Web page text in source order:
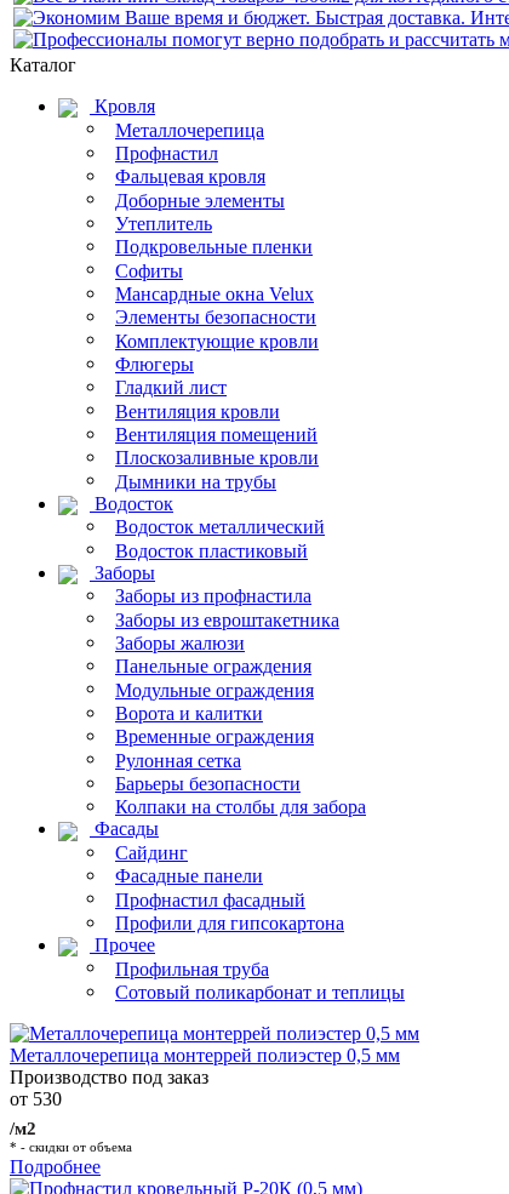
Каталог
Кровля
Металлочерепица
Профнастил
Фальцевая кровля
Доборные элементы
Утеплитель
Подкровельные пленки
Софиты
Мансардные окна Velux
Элементы безопасности
Комплектующие кровли
Флюгеры
Гладкий лист
Вентиляция кровли
Вентиляция помещений
Плоскозаливные кровли
Дымники на трубы
Водосток
Водосток металлический
Водосток пластиковый
Заборы
Заборы из профнастила
Заборы из евроштакетника
Заборы жалюзи
Панельные ограждения
Модульные ограждения
Ворота и калитки
Временные ограждения
Рулонная сетка
Барьеры безопасности
Колпаки на столбы для забора
Фасады
Сайдинг
Фасадные панели
Профнастил фасадный
Профили для гипсокартона
Прочее
Профильная труба
Сотовый поликарбонат и теплицы
Металлочерепица монтеррей полиэстер 0,5 мм
Производство под заказ
от 530
/м2
* - скидки от объема
Подробнее